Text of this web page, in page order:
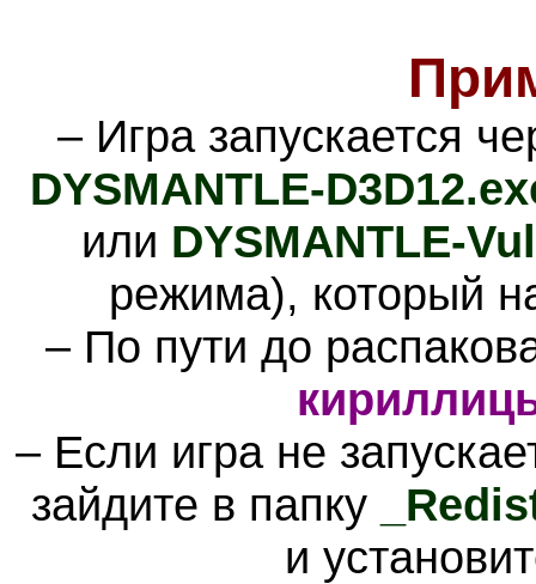
– Игра запускается
DYSMANTLE-
или DYSMANTLE-
режима), который
– По пути до
– Если игра не
зайдите в папку
и